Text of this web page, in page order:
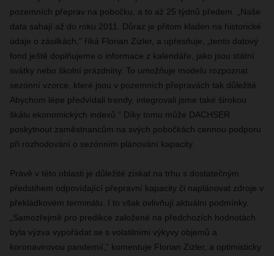
pozemních přeprav na pobočku, a to až 25 týdnů předem. „Naše
data sahají až do roku 2011. Důraz je přitom kladen na historické
údaje o zásilkách," říká Florian Zizler, a upřesňuje, „tento datový
fond ještě doplňujeme o informace z kalendáře, jako jsou státní
svátky nebo školní prázdniny. To umožňuje modelu rozpoznat
sezónní vzorce, které jsou v pozemních přepravách tak důležité.
Abychom lépe předvídali trendy, integrovali jsme také širokou
škálu ekonomických indexů.“ Díky tomu může DACHSER
poskytnout zaměstnancům na svých pobočkách cennou podporu
při rozhodování o sezónním plánování kapacity.
Právě v této oblasti je důležité získat na trhu s dostatečným
předstihem odpovídající přepravní kapacity či naplánovat zdroje v
překládkovém terminálu. I to však ovlivňují aktuální podmínky.
„Samozřejmě pro predikce založené na předchozích hodnotách
byla výzva vypořádat se s volatilními výkyvy objemů a
koronavirovou pandemií,” komentuje Florian Zizler, a optimisticky